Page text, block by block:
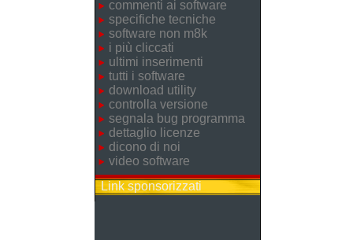
commenti ai software
specifiche tecniche
software non m8k
i più cliccati
ultimi inserimenti
tutti i software
download utility
controlla versione
segnala bug programma
dettaglio licenze
dicono di noi
video software
Link sponsorizzati